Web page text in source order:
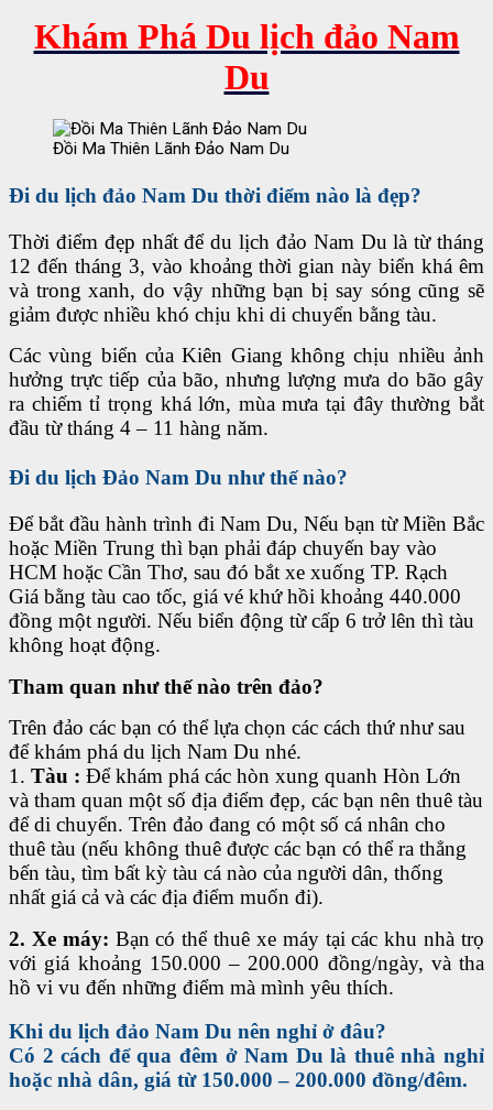
Khám Phá Du lịch đảo Nam
Du
Đồi Ma Thiên Lãnh Đảo Nam Du
Đi du lịch đảo Nam Du thời điểm nào là đẹp?
Thời điểm đẹp nhất để du lịch đảo Nam Du là từ tháng
12 đến tháng 3, vào khoảng thời gian này biển khá êm
và trong xanh, do vậy những bạn bị say sóng cũng sẽ
giảm được nhiều khó chịu khi di chuyển bằng tàu.
Các vùng biển của Kiên Giang không chịu nhiều ảnh
hưởng trực tiếp của bão, nhưng lượng mưa do bão gây
ra chiếm tỉ trọng khá lớn, mùa mưa tại đây thường bắt
đầu từ tháng 4 – 11 hàng năm.
Đi du lịch Đảo Nam Du như thế nào?
Để bắt đầu hành trình đi Nam Du, Nếu bạn từ Miền Bắc
hoặc Miền Trung thì bạn phải đáp chuyến bay vào
HCM hoặc Cần Thơ, sau đó bắt xe xuống TP. Rạch
Giá bằng tàu cao tốc, giá vé khứ hồi khoảng 440.000
đồng một người. Nếu biển động từ cấp 6 trở lên thì tàu
không hoạt động.
Tham quan như thế nào trên đảo?
Trên đảo các bạn có thể lựa chọn các cách thứ như sau
để khám phá du lịch Nam Du nhé.
1. Tàu : Để khám phá các hòn xung quanh Hòn Lớn
và tham quan một số địa điểm đẹp, các bạn nên thuê tàu
để di chuyển. Trên đảo đang có một số cá nhân cho
thuê tàu (nếu không thuê được các bạn có thể ra thẳng
bến tàu, tìm bất kỳ tàu cá nào của người dân, thống
nhất giá cả và các địa điểm muốn đi).
2. Xe máy: Bạn có thể thuê xe máy tại các khu nhà trọ
với giá khoảng 150.000 – 200.000 đồng/ngày, và tha
hồ vi vu đến những điểm mà mình yêu thích.
Khi du lịch đảo Nam Du nên nghỉ ở đâu?
Có 2 cách để qua đêm ở Nam Du là thuê nhà nghỉ
hoặc nhà dân, giá từ 150.000 – 200.000 đồng/đêm.